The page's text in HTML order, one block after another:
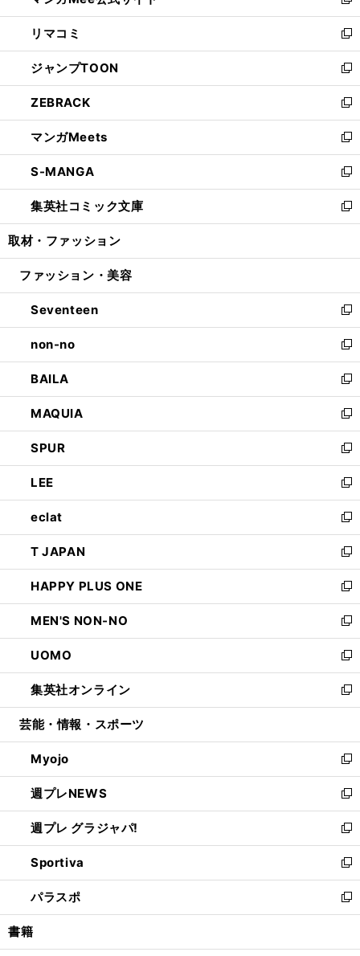
ウ
で
開
く
ン
ド
ウ
で
開
く
ウ
ィ
ン
ド
ウ
で
開
く
し
い
ウ
ィ
ン
ド
ウ
で
開
く
リマコミ
新
し
い
ウ
ィ
ン
ド
ウ
で
開
く
ジャンプTOON
新
し
い
ウ
ィ
ン
ド
ウ
で
開
ZEBRACK
新
し
い
ウ
ィ
ン
ド
ウ
開
マンガMeets
新
し
い
ウ
ィ
ン
ウ
開
く
S-MANGA
新
し
い
ウ
ン
ウ
で
開
く
集英社コミック文庫
新
し
ウ
ン
ド
ウ
で
開
く
取材・ファッション
ファッション・美容
Seventeen
新
し
い
ウ
ィ
ン
ド
ウ
で
開
く
non-no
新
し
い
ウ
ィ
ン
ド
ウ
で
開
く
BAILA
新
し
い
ウ
ィ
ン
ド
ウ
で
開
く
MAQUIA
新
し
い
ウ
ィ
ン
ド
ウ
で
開
く
SPUR
新
し
い
ウ
ィ
ン
ド
ウ
で
開
く
LEE
新
し
い
ウ
ィ
ン
ド
ウ
で
開
く
eclat
新
し
い
ウ
ィ
ン
ド
ウ
で
開
く
T JAPAN
新
し
い
ウ
ィ
ン
ド
ウ
で
開
HAPPY PLUS ONE
新
し
い
ウ
ィ
ン
ド
ウ
開
く
MEN'S NON-NO
新
し
い
ウ
ィ
ン
ウ
で
開
く
UOMO
新
し
い
ウ
ン
ド
ウ
で
開
く
集英社オンライン
新
し
ウ
ィ
ン
ド
ウ
で
開
く
芸能・情報・スポーツ
Myojo
新
し
い
ウ
ィ
ン
ド
ウ
で
開
週プレNEWS
新
し
い
ウ
ィ
ン
ド
ウ
開
週プレ グラジャパ!
新
し
い
ウ
ィ
ン
ウ
Sportiva
新
し
い
ウ
ン
パラスポ
新
し
ウ
書籍